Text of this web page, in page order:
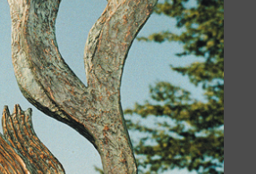
Engel der Verfolgten